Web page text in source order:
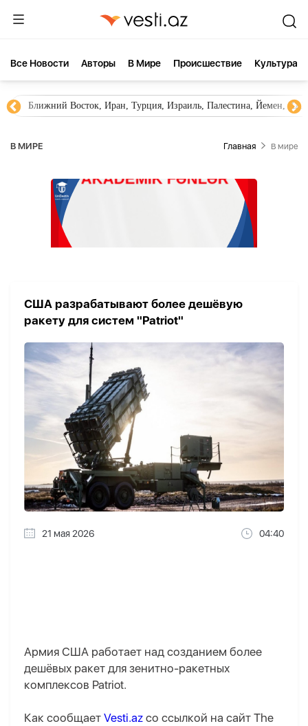
Все Новости Aвторы В Мире Происшествие Культура
Ближний Восток, Иран, Турция, Израиль, Палестина, Йемен,
В МИРЕ Главная В мире
США разрабатывают более дешёвую
ракету для систем "Patriot"
21 мая 2026 04:40
Армия США работает над созданием более
дешёвых ракет для зенитно-ракетных
комплексов Patriot.
Как сообщает Vesti.az cо ссылкой на сайт The